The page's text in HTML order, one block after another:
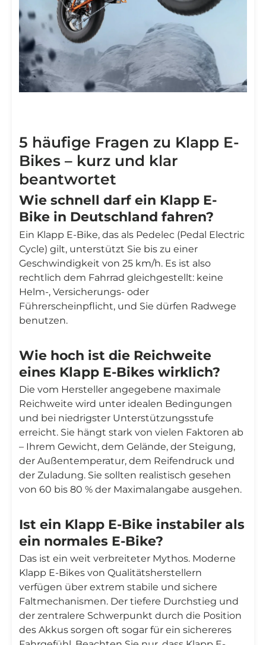
5 häufige Fragen zu Klapp E-
Bikes – kurz und klar
beantwortet
Wie schnell darf ein Klapp E-
Bike in Deutschland fahren?
Ein Klapp E-Bike, das als Pedelec (Pedal Electric
Cycle) gilt, unterstützt Sie bis zu einer
Geschwindigkeit von 25 km/h. Es ist also
rechtlich dem Fahrrad gleichgestellt: keine
Helm-, Versicherungs- oder
Führerscheinpflicht, und Sie dürfen Radwege
benutzen.
Wie hoch ist die Reichweite
eines Klapp E-Bikes wirklich?
Die vom Hersteller angegebene maximale
Reichweite wird unter idealen Bedingungen
und bei niedrigster Unterstützungsstufe
erreicht. Sie hängt stark von vielen Faktoren ab
– Ihrem Gewicht, dem Gelände, der Steigung,
der Außentemperatur, dem Reifendruck und
der Zuladung. Sie sollten realistisch gesehen
von 60 bis 80 % der Maximalangabe ausgehen.
Ist ein Klapp E-Bike instabiler als
ein normales E-Bike?
Das ist ein weit verbreiteter Mythos. Moderne
Klapp E-Bikes von Qualitätsherstellern
verfügen über extrem stabile und sichere
Faltmechanismen. Der tiefere Durchstieg und
der zentralere Schwerpunkt durch die Position
des Akkus sorgen oft sogar für ein sichereres